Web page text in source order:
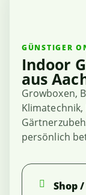
GÜNSTIGER
Indoor
aus
Growboxen,
persönlich
Shop